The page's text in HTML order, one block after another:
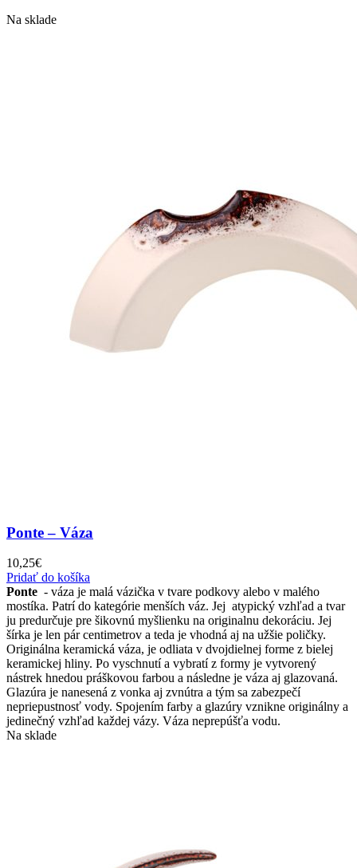
Na sklade
Ponte – Váza
10,25€
Pridať do košíka
Ponte - váza je malá vázička v tvare podkovy alebo v malého
mostíka. Patrí do kategórie menších váz. Jej atypický vzhľad a tvar
ju predurčuje pre šikovnú myšlienku na originalnu dekoráciu. Jej
šírka je len pár centimetrov a teda je vhodná aj na užšie poličky.
Originálna keramická váza, je odliata v dvojdielnej forme z bielej
keramickej hliny. Po vyschnutí a vybratí z formy je vytvorený
nástrek hnedou práškovou farbou a následne je váza aj glazovaná.
Glazúra je nanesená z vonka aj zvnútra a tým sa zabezpečí
nepriepustnosť vody. Spojením farby a glazúry vznikne originálny a
jedinečný vzhľad každej vázy. Váza neprepúšťa vodu.
Na sklade